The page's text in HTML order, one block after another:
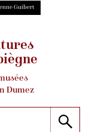
Guibert
Dumez